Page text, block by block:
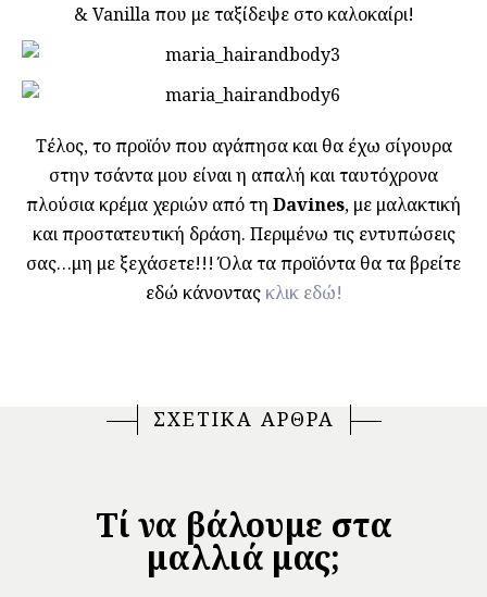
& Vanilla που με ταξίδεψε στο καλοκαίρι!
Τέλος, το προϊόν που αγάπησα και θα έχω σίγουρα
στην τσάντα μου είναι η απαλή και ταυτόχρονα
πλούσια κρέμα χεριών από τη Davines, με μαλακτική
και προστατευτική δράση. Περιμένω τις εντυπώσεις
σας…μη με ξεχάσετε!!! Όλα τα προϊόντα θα τα βρείτε
εδώ κάνοντας κλικ εδώ!
ΣΧΕΤΙΚΑ ΑΡΘΡΑ
Τί να βάλουμε στα
μαλλιά μας;